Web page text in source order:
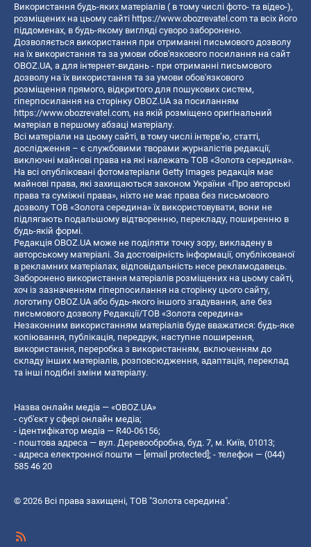
Використання будь-яких матеріалів ( в тому числі фото- та відео-),
розміщених на цьому сайті https://www.obozrevatel.com та всіх його
піддоменах, в будь-якому вигляді суворо заборонено.
Дозволяється використання при отриманні письмового дозволу
на їх використання та за умови обов'язкового посилання на сайт
OBOZ.UA, а для інтернет-видань - при отриманні письмового
дозволу на їх використання та за умови обов'язкового
розміщення прямого, відкритого для пошукових систем,
гіперпосилання на сторінку OBOZ.UA за посиланням
https://www.obozrevatel.com, на якій розміщено оригінальний
матеріал в першому абзаці матеріалу.
Всі матеріали на цьому сайті, в тому числі інтерв’ю, статті,
дослідження – є службовими творами журналістів редакції,
виключні майнові права на які належать ТОВ «Золота середина».
На всі опубліковані фотоматеріали Getty Images редакція має
майнові права, які захищаються законом України «Про авторські
права та суміжні права», ніхто не має права без письмового
дозволу ТОВ «Золота середина» їх використовувати, вони не
підлягають подальшому відтворенню, перекладу, поширенню в
будь-якій формі.
Редакція OBOZ.UA може не поділяти точку зору, викладену в
авторському матеріалі. За достовірність інформації, опублікованої
в рекламних матеріалах, відповідальність несе рекламодавець.
Заборонено використання матеріалів розміщених на цьому сайті,
хоч із зазначенням гіперпосилання на сторінку цього сайту,
логотипу OBOZ.UA або будь-якого іншого згадування, але без
письмового дозволу Редакції/ТОВ «Золота середина»
Незаконним використанням матеріалів буде вважатися: будь-яке
копiювання, публiкацiя, передрук, наступне поширення,
використання, переробка з використанням, включенням до
складу інших матеріалів, розповсюдження, адаптація, переклад
та інші подібні зміни матеріалу.
Назва онлайн медіа — «OBOZ.UA»
- суб'єкт у сфері онлайн медіа;
- ідентифікатор медіа — R40-06156;
- поштова адреса — вул. Деревообробна, буд. 7, м. Київ, 01013;
- адреса електронної пошти — [email protected] ; - телефон — (044)
585 46 20
© 2026 Всі права захищені, ТОВ "Золота середина".